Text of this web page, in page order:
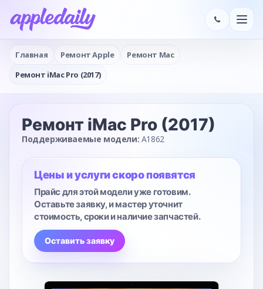
Главная Ремонт Apple
Ремонт Mac
Ремонт iMac Pro (2017)
Ремонт iMac Pro (2017)
Поддерживаемые модели: A1862
Цены и услуги скоро появятся
Прайс для этой модели уже готовим.
Оставьте заявку, и мастер уточнит
стоимость, сроки и наличие запчастей.
Оставить заявку